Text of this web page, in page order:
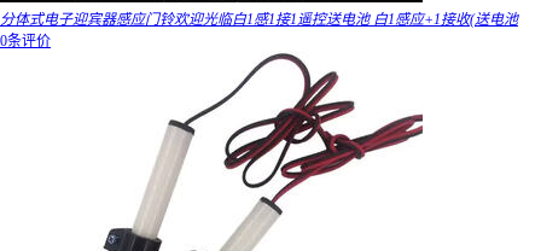
分体式电子迎宾器感应门铃欢迎光临白1感1接1遥控送电池 白1感应+1接收(送电池
0条评价